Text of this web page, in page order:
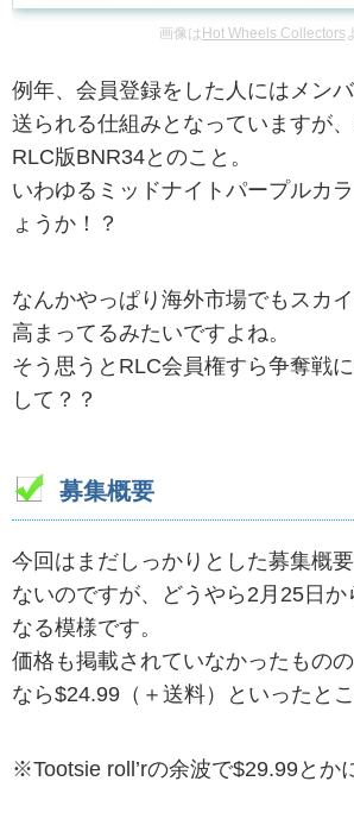
画像は Hot Wheels Collectors
例年、会員登録をした人にはメン
送られる仕組みとなっていますが
RLC版BNR34とのこと。
いわゆるミッドナイトパープルカ
ょうか！？
なんかやっぱり海外市場でもスカ
高まってるみたいですよね。
そう思うとRLC会員権すら争奪戦
して？？
募集概要
今回はまだしっかりとした募集概
ないのですが、どうやら2月25日か
なる模様です。
価格も掲載されていなかったもの
なら$24.99（＋送料）といったとこ
※Tootsie roll’rの余波で$29.99とか